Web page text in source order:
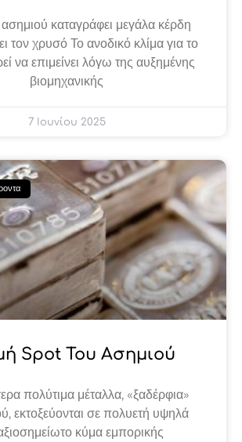
καταγράφει μεγάλα κέρδη
τον χρυσό Το ανοδικό κλίμα για το
να επιμείνει λόγω της αυξημένης
βιομηχανικής
7 Ιουνίου 2025
Spot Του Ασημιού
πολύτιμα μέταλλα, «ξαδέρφια»
εκτοξεύονται σε πολυετή υψηλά
κύμα εμπορικής